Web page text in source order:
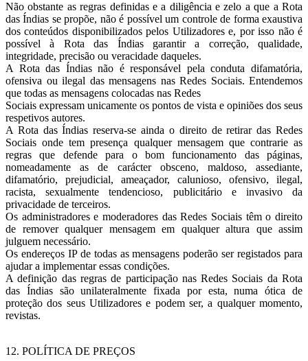
Não obstante as regras definidas e a diligência e zelo a que a Rota
das Índias se propõe, não é possível um controle de forma exaustiva
dos conteúdos disponibilizados pelos Utilizadores e, por isso não é
possível à Rota das Índias garantir a correção, qualidade,
integridade, precisão ou veracidade daqueles.
A Rota das Índias não é responsável pela conduta difamatória,
ofensiva ou ilegal das mensagens nas Redes Sociais. Entendemos
que todas as mensagens colocadas nas Redes
Sociais expressam unicamente os pontos de vista e opiniões dos seus
respetivos autores.
A Rota das Índias reserva-se ainda o direito de retirar das Redes
Sociais onde tem presença qualquer mensagem que contrarie as
regras que defende para o bom funcionamento das páginas,
nomeadamente as de carácter obsceno, maldoso, assediante,
difamatório, prejudicial, ameaçador, calunioso, ofensivo, ilegal,
racista, sexualmente tendencioso, publicitário e invasivo da
privacidade de terceiros.
Os administradores e moderadores das Redes Sociais têm o direito
de remover qualquer mensagem em qualquer altura que assim
julguem necessário.
Os endereços IP de todas as mensagens poderão ser registados para
ajudar a implementar essas condições.
A definição das regras de participação nas Redes Sociais da Rota
das Índias são unilateralmente fixada por esta, numa ótica de
proteção dos seus Utilizadores e podem ser, a qualquer momento,
revistas.
12. POLÍTICA DE PREÇOS